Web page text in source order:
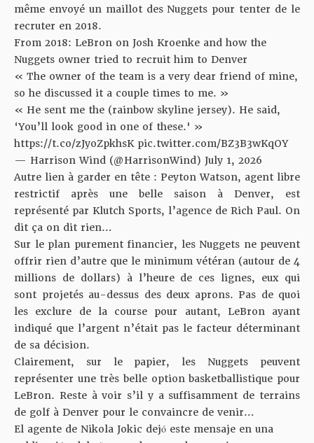
même envoyé un maillot des Nuggets pour tenter de le
recruter en 2018.
From 2018: LeBron on Josh Kroenke and how the
Nuggets owner tried to recruit him to Denver
« The owner of the team is a very dear friend of mine,
so he discussed it a couple times to me. »
« He sent me the (rainbow skyline jersey). He said,
‘You’ll look good in one of these.' »
https://t.co/zJyoZpkhsK pic.twitter.com/BZ3B3wKqOY
— Harrison Wind (@HarrisonWind) July 1, 2026
Autre lien à garder en tête : Peyton Watson, agent libre
restrictif après une belle saison à Denver, est
représenté par Klutch Sports, l’agence de Rich Paul. On
dit ça on dit rien…
Sur le plan purement financier, les Nuggets ne peuvent
offrir rien d’autre que le minimum vétéran (autour de 4
millions de dollars) à l’heure de ces lignes, eux qui
sont projetés au-dessus des deux aprons. Pas de quoi
les exclure de la course pour autant, LeBron ayant
indiqué que l’argent n’était pas le facteur déterminant
de sa décision.
Clairement, sur le papier, les Nuggets peuvent
représenter une très belle option basketballistique pour
LeBron. Reste à voir s’il y a suffisamment de terrains
de golf à Denver pour le convaincre de venir…
El agente de Nikola Jokic dejó este mensaje en una